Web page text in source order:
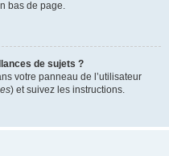
bas de page.
de sujets ?
votre panneau de l’utilisateur
) et suivez les instructions.